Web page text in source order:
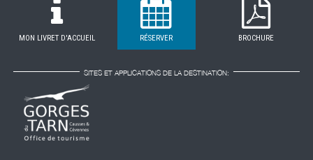
MON LIVRET D'ACCUEIL RÉSERVER BROCHURE
SITES ET APPLICATIONS DE LA DESTINATION: